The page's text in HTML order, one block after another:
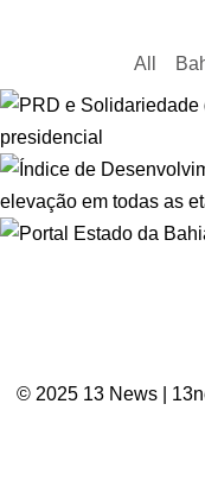
All
© 2025 13 News |